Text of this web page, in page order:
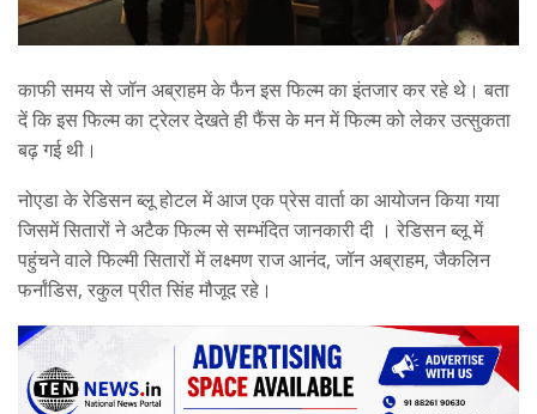
काफी समय से जॉन अब्राहम के फैन इस फिल्म का इंतजार कर रहे थे। बता
दें कि इस फिल्म का ट्रेलर देखते ही फैंस के मन में फिल्म को लेकर उत्सुकता
बढ़ गई थी।
नोएडा के रेडिसन ब्लू होटल में आज एक प्रेस वार्ता का आयोजन किया गया
जिसमें सितारों ने अटैक फिल्म से सम्भंदित जानकारी दी । रेडिसन ब्लू में
पहुंचने वाले फिल्मी सितारों में लक्ष्मण राज आनंद, जॉन अब्राहम, जैकलिन
फर्नांडिस, रकुल प्रीत सिंह मौजूद रहे।